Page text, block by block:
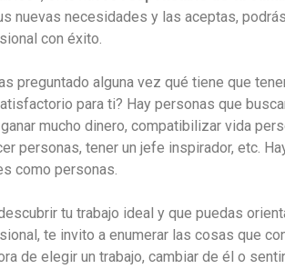
nuevas necesidades y las aceptas,
con éxito.
preguntado alguna vez qué tiene que
para ti? Hay personas que
mucho dinero, compatibilizar vida
personas, tener un jefe inspirador, etc.
como personas.
tu trabajo ideal y que puedas
te invito a enumerar las cosas que
de elegir un trabajo, cambiar de él o